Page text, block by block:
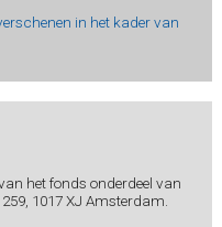
in het kader van
het fonds onderdeel van
1017 XJ Amsterdam.